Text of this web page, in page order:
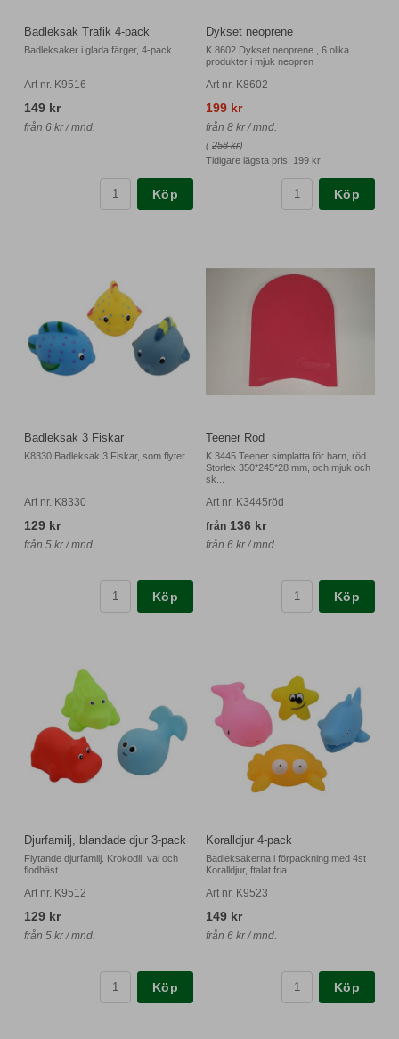
Badleksak Trafik 4-pack
Badleksaker i glada färger, 4-pack
Art nr. K9516
149 kr
från 6 kr / mnd.
Köp
Dykset neoprene
K 8602 Dykset neoprene , 6 olika
produkter i mjuk neopren
Art nr. K8602
199 kr
från 8 kr / mnd.
( 258 kr)
Tidigare lägsta pris: 199 kr
Köp
Badleksak 3 Fiskar
K8330 Badleksak 3 Fiskar, som flyter
Art nr. K8330
129 kr
från 5 kr / mnd.
Köp
Teener Röd
K 3445 Teener simplatta för barn, röd.
Storlek 350*245*28 mm, och mjuk och
sk...
Art nr. K3445röd
från 136 kr
från 6 kr / mnd.
Köp
Djurfamilj, blandade djur 3-pack
Flytande djurfamilj. Krokodil, val och
flodhäst.
Art nr. K9512
129 kr
från 5 kr / mnd.
Köp
Koralldjur 4-pack
Badleksakerna i förpackning med 4st
Koralldjur, ftalat fria
Art nr. K9523
149 kr
från 6 kr / mnd.
Köp